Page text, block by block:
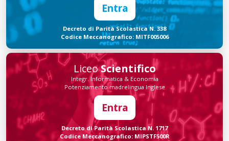
Entra
Decreto di Parità Scolastica N. 338
Codice Meccanografico: MITF005006
LiceoScientifico
Integr. Informatica & Economia
Potenziamento madrelingua Inglese
Entra
Decreto di Parità Scolastica N. 1717
Codice Meccanografico: MIPSTF500R